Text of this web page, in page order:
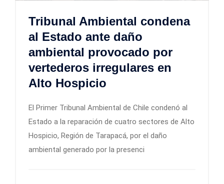
Tribunal Ambiental condena
al Estado ante daño
ambiental provocado por
vertederos irregulares en
Alto Hospicio
El Primer Tribunal Ambiental de Chile condenó al
Estado a la reparación de cuatro sectores de Alto
Hospicio, Región de Tarapacá, por el daño
ambiental generado por la presenci